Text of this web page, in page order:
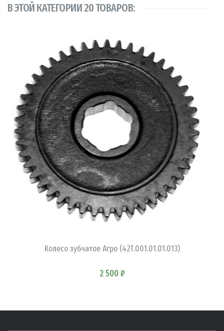
В ЭТОЙ КАТЕГОРИИ 20 ТОВАРОВ:
Колесо зубчатое Агро (42Т.001.01.01.013)
2 500 ₽
В КОРЗИНУ